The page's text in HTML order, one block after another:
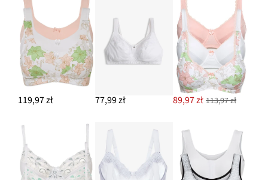
119,97 zł 77,99 zł 89,97 zł 113,97 zł